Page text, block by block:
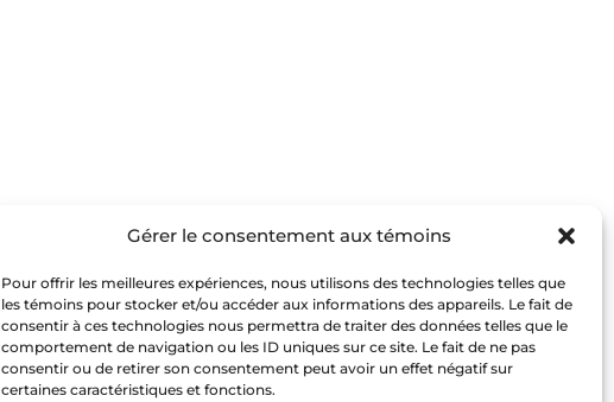
Gérer le consentement aux témoins
Pour offrir les meilleures expériences, nous utilisons des technologies telles que
les témoins pour stocker et/ou accéder aux informations des appareils. Le fait de
consentir à ces technologies nous permettra de traiter des données telles que le
comportement de navigation ou les ID uniques sur ce site. Le fait de ne pas
consentir ou de retirer son consentement peut avoir un effet négatif sur
certaines caractéristiques et fonctions.